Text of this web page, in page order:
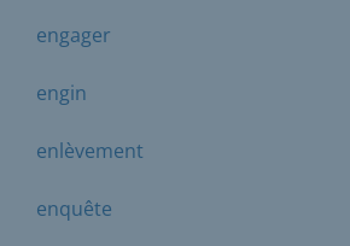
engager
engin
enlèvement
enquête